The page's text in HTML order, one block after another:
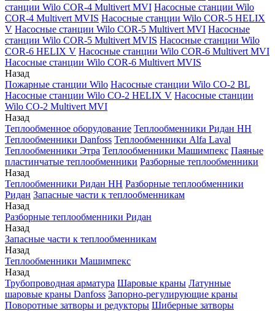
станции Wilo COR-4 Multivert MVI Насосные станции Wilo
COR-4 Multivert MVIS Насосные станции Wilo COR-5 HELIX
V Насосные станции Wilo COR-5 Multivert MVI Насосные
станции Wilo COR-5 Multivert MVIS Насосные станции Wilo
COR-6 HELIX V Насосные станции Wilo COR-6 Multivert MVI
Насосные станции Wilo COR-6 Multivert MVIS
Назад
Пожарные станции Wilo Насосные станции Wilo CO-2 BL
Насосные станции Wilo CO-2 HELIX V Насосные станции
Wilo CO-2 Multivert MVI
Назад
Теплообменное оборудование Теплообменники Ридан НН
Теплообменники Danfoss Теплообменники Alfa Laval
Теплообменники Этра Теплообменники Машимпекс Паяные
пластинчатые теплообменники Разборные теплообменники
Назад
Теплообменники Ридан НН Разборные теплообменники
Ридан Запасные части к теплообменникам
Назад
Разборные теплообменники Ридан
Назад
Запасные части к теплообменникам
Назад
Теплообменники Машимпекс
Назад
Трубопроводная арматура Шаровые краны Латунные
шаровые краны Danfoss Запорно-регулирующие краны
Поворотные затворы и редукторы Шиберные затворы